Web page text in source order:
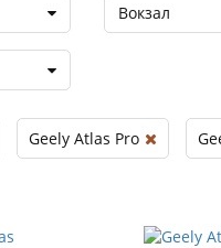
Вокзал
Geely Atlas Pro